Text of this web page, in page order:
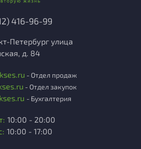
416-96-99
Петербург улица
д. 84
- Отдел продаж
- Отдел закупок
- Бухгалтерия
10:00 - 20:00
10:00 - 17:00